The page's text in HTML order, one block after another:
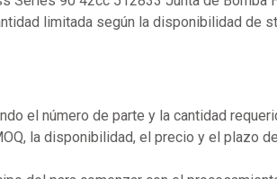
limitada según la disponibilidad de
el número de parte y la cantidad
la disponibilidad, el precio y el plazo